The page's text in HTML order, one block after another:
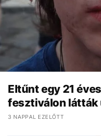
Eltűnt egy 21
fesztiválon látták
3 NAPPAL EZELŐTT